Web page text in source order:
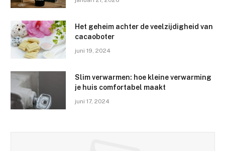
Het geheim achter de veelzijdigheid van
cacaoboter
juni 19, 2024
Slim verwarmen: hoe kleine verwarming
je huis comfortabel maakt
juni 17, 2024